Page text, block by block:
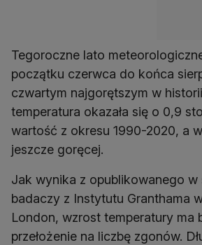
Tegoroczne lato
początku czerwca do końca
czwartym najgorętszym w
temperatura okazała się o 0,9
wartość z okresu 1990-2020, a
jeszcze goręcej.
Jak wynika z opublikowanego w
badaczy z Instytutu Granthama
London, wzrost temperatury ma
przełożenie na liczbę zgonów.